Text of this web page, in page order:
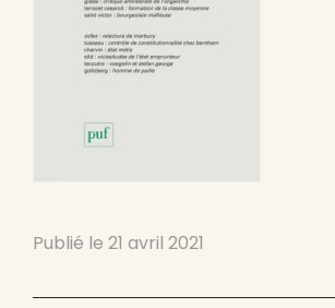
Publié le 21 avril 2021